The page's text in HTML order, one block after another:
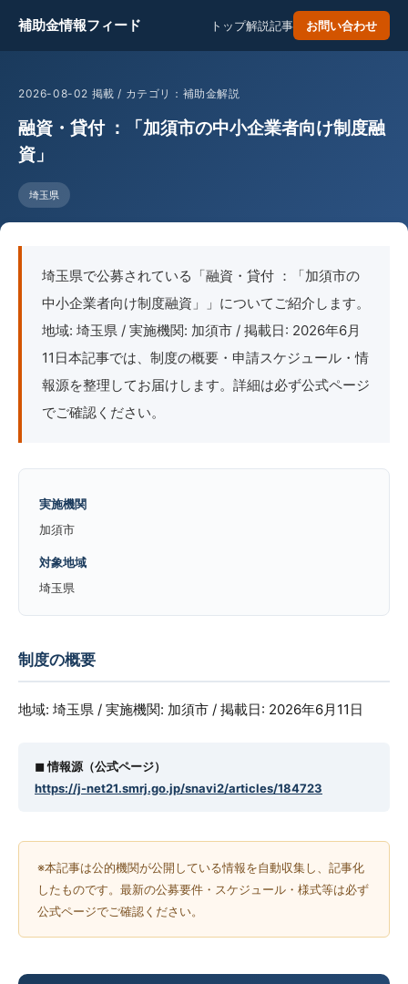
補助金情報フィード トップ解説記事 お問い合わせ
2026-08-02 掲載 / カテゴリ：補助金解説
融資・貸付 ：「加須市の中小企業者向け制度融
資」
埼玉県
埼玉県で公募されている「融資・貸付 ：「加須市の
中小企業者向け制度融資」」についてご紹介します。
地域: 埼玉県 / 実施機関: 加須市 / 掲載日: 2026年6月
11日本記事では、制度の概要・申請スケジュール・情
報源を整理してお届けします。詳細は必ず公式ページ
でご確認ください。
実施機関
加須市
対象地域
埼玉県
制度の概要
地域: 埼玉県 / 実施機関: 加須市 / 掲載日: 2026年6月11日
◼︎ 情報源（公式ページ）
https://j-net21.smrj.go.jp/snavi2/articles/184723
※本記事は公的機関が公開している情報を自動収集し、記事化
したものです。最新の公募要件・スケジュール・様式等は必ず
公式ページでご確認ください。